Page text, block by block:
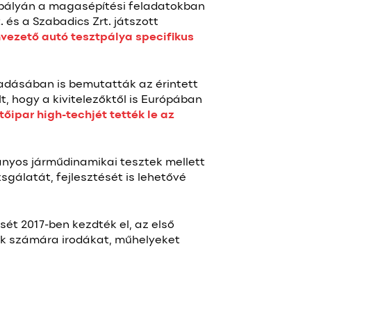
a magasépítési feladatokban
és a Szabadics Zrt. játszott
autó tesztpálya specifikus
is bemutatták az érintett
hogy a kivitelezőktől is Európában
high-techjét tették le az
járműdinamikai tesztek mellett
fejlesztését is lehetővé
2017-ben kezdték el, az első
számára irodákat, műhelyeket